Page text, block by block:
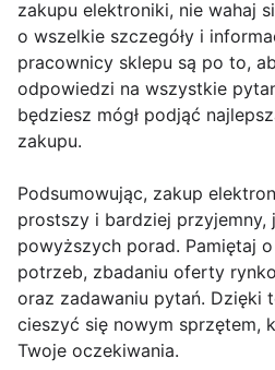
zakupu elektroniki, nie wahaj
o wszelkie szczegóły i
pracownicy sklepu są po to,
odpowiedzi na wszystkie
będziesz mógł podjąć
zakupu.
Podsumowując, zakup
prostszy i bardziej przyjemny,
powyższych porad. Pamiętaj
potrzeb, zbadaniu oferty
oraz zadawaniu pytań. Dzięki
cieszyć się nowym sprzętem,
Twoje oczekiwania.